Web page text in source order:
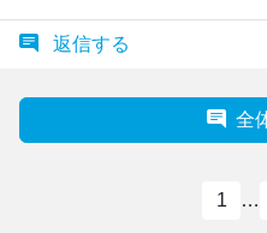
返信する
全
1 …